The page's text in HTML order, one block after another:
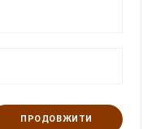
ПРОДОВЖИТИ